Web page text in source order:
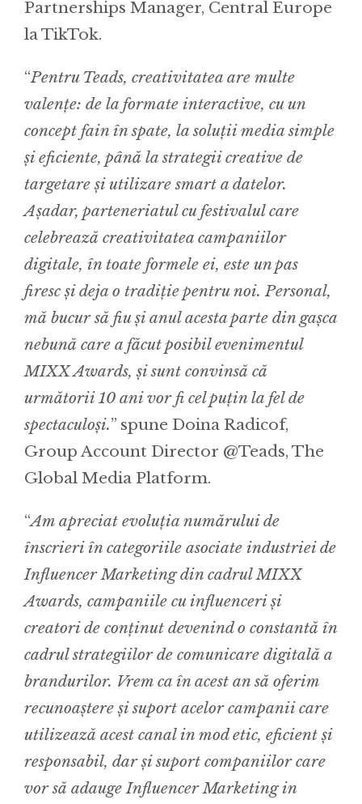
Partnerships Manager, Central Europe
la TikTok.
“Pentru Teads, creativitatea are multe
valențe: de la formate interactive, cu un
concept fain în spate, la soluții media simple
și eficiente, până la strategii creative de
targetare și utilizare smart a datelor.
Așadar, parteneriatul cu festivalul care
celebrează creativitatea campaniilor
digitale, în toate formele ei, este un pas
firesc și deja o tradiție pentru noi. Personal,
mă bucur să fiu și anul acesta parte din gașca
nebună care a făcut posibil evenimentul
MIXX Awards, și sunt convinsă că
următorii 10 ani vor fi cel puțin la fel de
spectaculoși.” spune Doina Radicof,
Group Account Director @Teads, The
Global Media Platform.
“Am apreciat evoluția numărului de
înscrieri în categoriile asociate industriei de
Influencer Marketing din cadrul MIXX
Awards, campaniile cu influenceri și
creatori de conținut devenind o constantă în
cadrul strategiilor de comunicare digitală a
brandurilor. Vrem ca în acest an să oferim
recunoaștere și suport acelor campanii care
utilizează acest canal in mod etic, eficient și
responsabil, dar și suport companiilor care
vor să adauge Influencer Marketing in